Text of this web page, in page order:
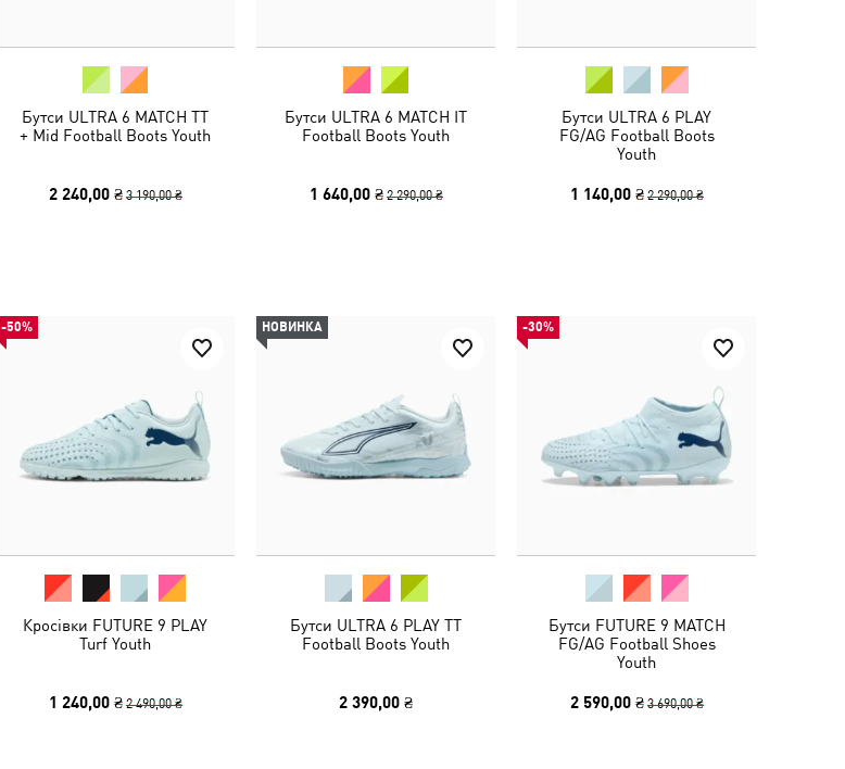
Бутси ULTRA 6 MATCH TT
+ Mid Football Boots Youth
2 240,00 ₴ 3 190,00 ₴
Бутси ULTRA 6 MATCH IT
Football Boots Youth
1 640,00 ₴ 2 290,00 ₴
Бутси ULTRA 6 PLAY
FG/AG Football Boots
Youth
1 140,00 ₴ 2 290,00 ₴
-50%
Кросівки FUTURE 9 PLAY
Turf Youth
1 240,00 ₴ 2 490,00 ₴
НОВИНКА
Бутси ULTRA 6 PLAY TT
Football Boots Youth
2 390,00 ₴
-30%
Бутси FUTURE 9 MATCH
FG/AG Football Shoes
Youth
2 590,00 ₴ 3 690,00 ₴